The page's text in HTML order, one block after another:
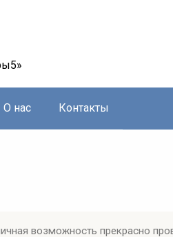
О нас Контакты
возможность прекрасно